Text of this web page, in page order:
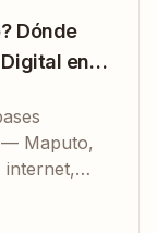
Dónde
en
— Maputo,
internet,